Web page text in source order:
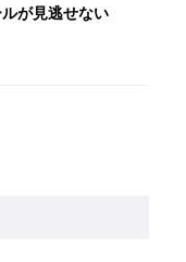
が見逃せない